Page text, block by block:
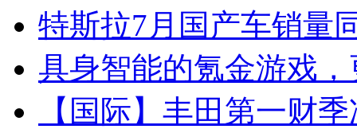
特斯拉7月国产车销量
具身智能的氪金游戏
【国际】丰田第一财